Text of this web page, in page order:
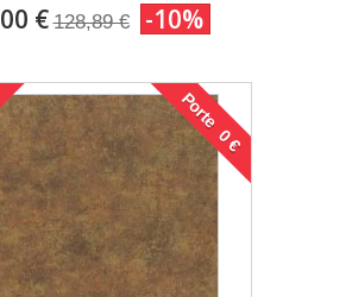
€ 128,89 € -10%
Porte 0 €